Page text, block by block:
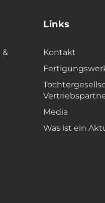
&
Links
Kontakt
Media
Was ist ein